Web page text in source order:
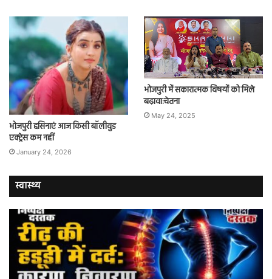
भोजपुरी हसिनाएं आज किसी बॉलीवुड
एक्ट्रेस कम नहीं
January 24, 2026
भोजपुरी में सकारात्मक विषयों को मिले
बढ़ावा:चेतना
May 24, 2025
स्वास्थ्य